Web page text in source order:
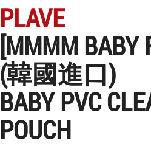
PLAVE
[MMMM BABY
(韓國進口)
BABY PVC
POUCH